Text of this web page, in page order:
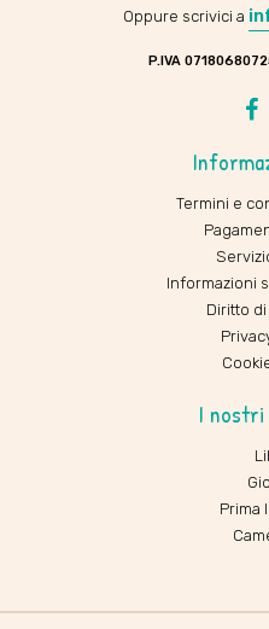
Oppure scrivici a
P.IVA
Termini e
Informazioni
Diritto
I
Prima